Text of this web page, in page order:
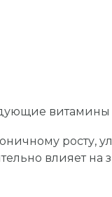
росту,
влияет на